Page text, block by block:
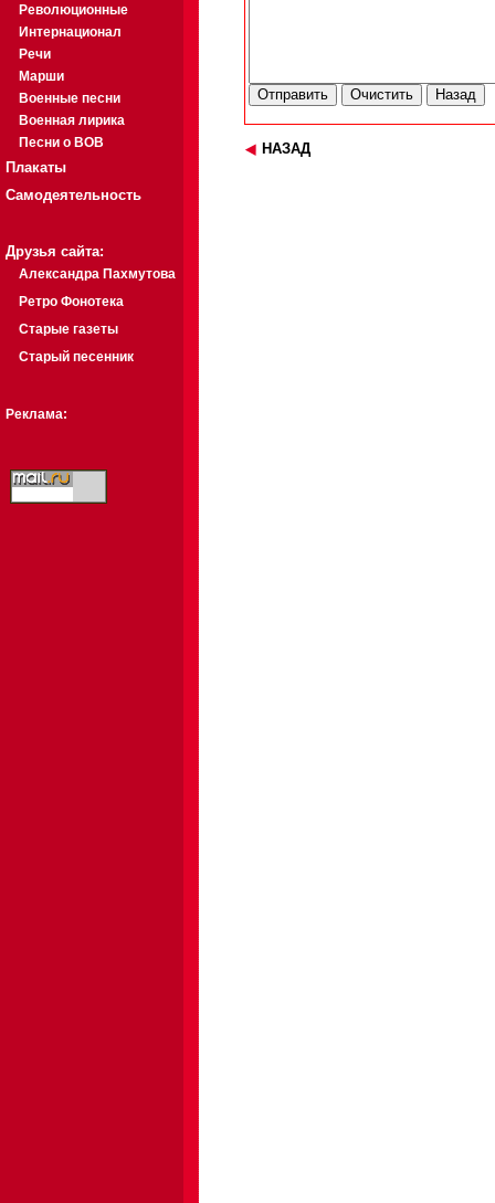
Революционные
Интернационал
Речи
Марши
Военные песни
Военная лирика
Песни о ВОВ
Плакаты
Самодеятельность
Друзья сайта:
Александра Пахмутова
Ретро Фонотека
Старые газеты
Старый песенник
Реклама:
НАЗАД